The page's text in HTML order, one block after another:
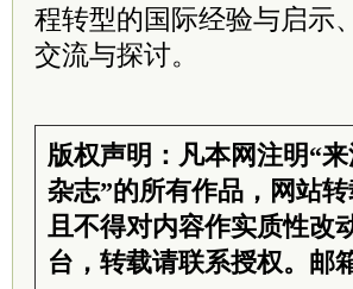
程转型的国际经验与启示
交流与探讨。
版权声明：凡本网注明“
杂志”的所有作品，网站
且不得对内容作实质性改
台，转载请联系授权。邮